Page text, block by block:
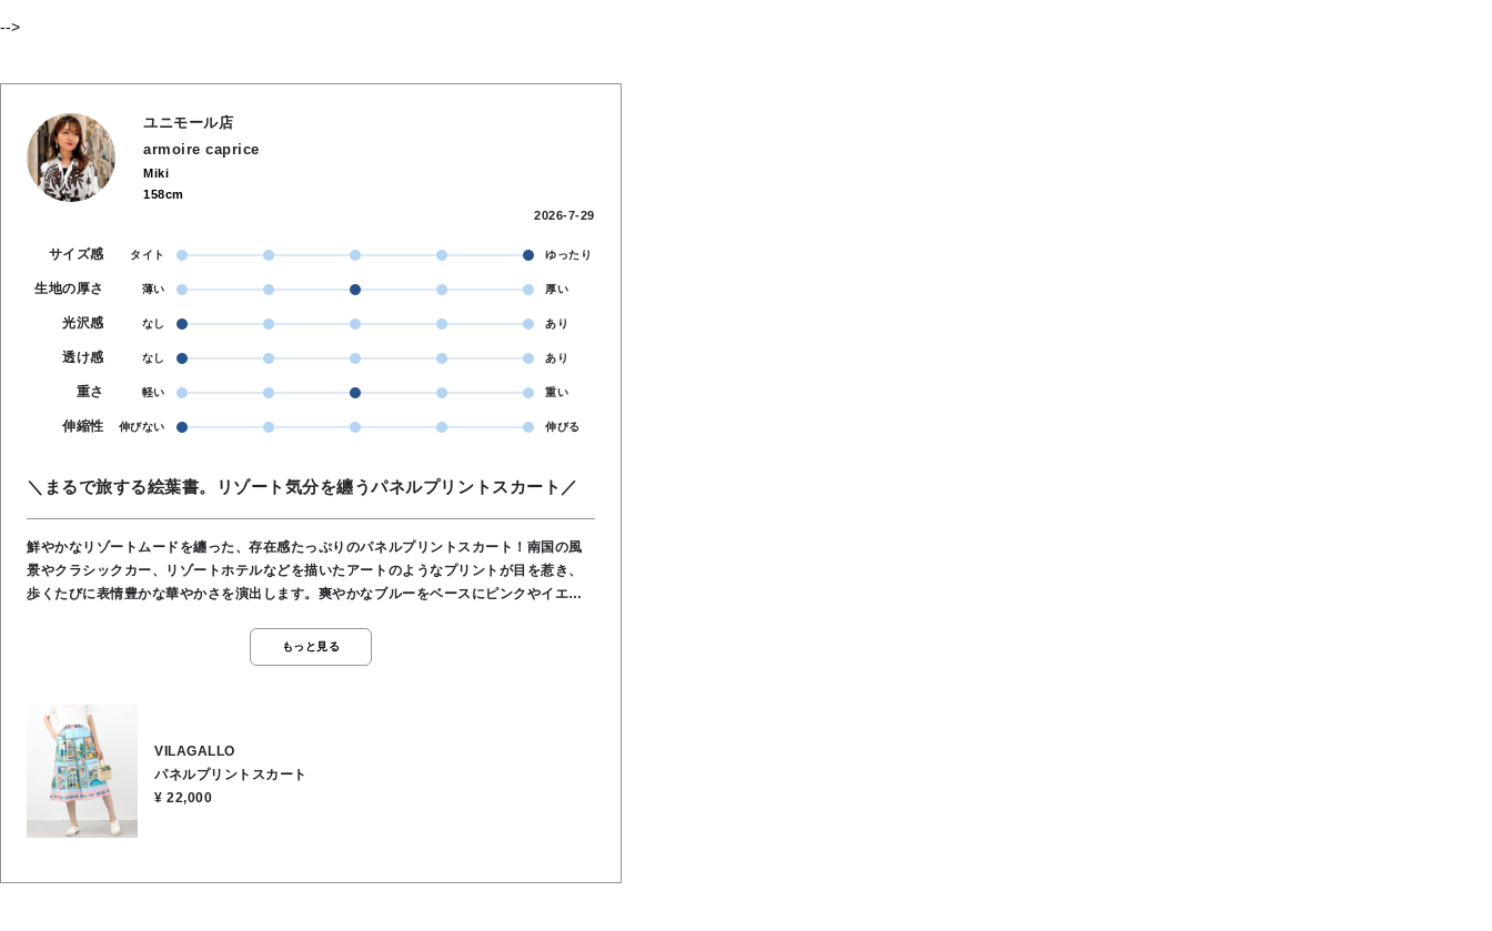
-->
ユニモール店
armoire caprice
Miki
158cm
2026-7-29
サイズ感 タイト ゆったり
生地の厚さ 薄い 厚い
光沢感 なし あり
透け感 なし あり
重さ 軽い 重い
伸縮性 伸びない 伸びる
＼まるで旅する絵葉書。リゾート気分を纏うパネルプリントスカート／
鮮やかなリゾートムードを纏った、存在感たっぷりのパネルプリントスカート！南国の風
景やクラシックカー、リゾートホテルなどを描いたアートのようなプリントが目を惹き、
歩くたびに表情豊かな華やかさを演出します。爽やかなブルーをベースにピンクやイエロ
らりとした肌触りで暑い季節も快適な着心地♪ 裏地にはレーヨン100％を使用しているた
め、やわらかく滑らかな着用感も魅力です。ウエストは後ろゴム仕様でリラックス感があ
スを合わせるだけでコーディネートが完成する、主役級のプリントスカートです✨●裏地あ
り●ウエスト後ろゴム●ポケットあり●お洗濯OK●表地／コットン100％, 裏地／レーヨン
100％
もっと見る
VILAGALLO
パネルプリントスカート
¥ 22,000